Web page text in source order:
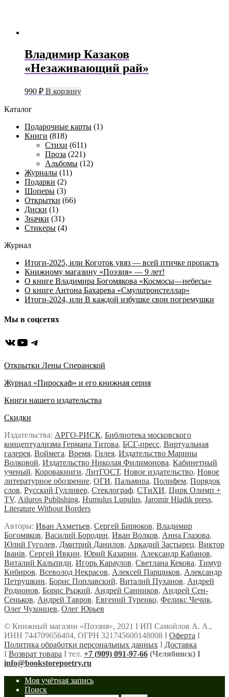
Владимир Казаков
«Незаживающий рай»
990 ₽ В корзину
Каталог
Подарочные карты (1)
Книги (818)
Стихи (611)
Проза (221)
Альбомы (12)
Журналы (11)
Подарки (2)
Шоперы (3)
Открытки (66)
Диски (1)
Значки (31)
Стикеры (4)
Журнал
Итоги-2025, или Коготок увяз — всей птичке пропасть
Книжному магазину «Поэзия» — 9 лет!
О книге Владимира Богомякова «Космосы—небесы»
О книге Антона Бахарева «Смультронстеллар»
Итоги-2024, или В каждой избушке свои погремушки
Мы в соцсетях
ВКонтакте
YouTube
Telegram
Открытки Лены Сперанской
Журнал «Пироскаф» и его книжная серия
Книги нашего издательства
Скидки
Издательства: АРГО-РИСК, Библиотека московского
концептуализма Германа Титова, БСГ-пресс, Виртуальная
галерея, Воймега, Время, Гилея, Издательство Марины
Волковой, Издательство Николая Филимонова, Кабинетный
ученый, Коровакниги, ЛитГОСТ, Новое издательство, Новое
литературное обозрение, ОГИ, Пальмира, Полифем, Порядок
слов, Русский Гулливер, Стеклограф, СТиХИ, Цирк Олимп +
TV, Ailuros Publishing, Humulus Lupulus, Jaromir Hladik press,
Literature Without Borders
Авторы: Иван Ахметьев, Сергей Бирюков, Владимир
Богомяков, Василий Бородин, Иван Волков, Анна Глазова,
Юлий Гуголев, Дмитрий Данилов, Аркадий Застырец, Виктор
Iванiв, Сергей Ивкин, Юрий Казарин, Александр Кабанов,
Виталий Кальпиди, Игорь Караулов, Светлана Кекова, Тимур
Кибиров, Всеволод Некрасов, Алексей Парщиков, Александр
Петрушкин, Борис Поплавский, Виталий Пуханов, Андрей
Родионов, Борис Рыжий, Андрей Санников, Андрей Сен-
Сеньков, Андрей Тавров, Евгений Туренко, Феликс Чечик,
Олег Чухонцев, Олег Юрьев
© Книжный магазин «Поэзия», 2021 Ι ИП Самойлов А. А.,
ИНН 744709656404, ОГРН 321745600148008 Ι Оферта Ι
Политика обработки персональных данных Ι Доставка
Ι Возврат товара Ι тел. +7 (909) 091-97-66 (Челябинск) Ι
info@bookstorepoetry.ru
Моя учётная запись
Поиск